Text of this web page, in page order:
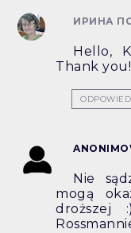
ИРИНА
Hello,
Thank you!
Nie
mogą
droższej